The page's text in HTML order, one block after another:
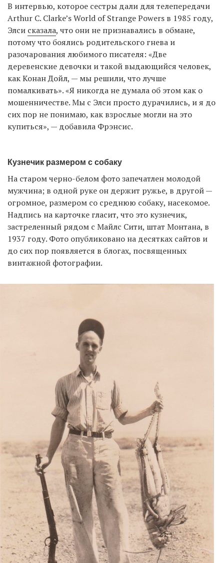
В интервью, которое сестры дали для телепередачи
Arthur C. Clarke’s World of Strange Powers в 1985 году,
Элси сказала, что они не признавались в обмане,
потому что боялись родительского гнева и
разочарования любимого писателя: «Две
деревенские девочки и такой выдающийся человек,
как Конан Дойл, — мы решили, что лучше
помалкивать». «Я никогда не думала об этом как о
мошенничестве. Мы с Элси просто дурачились, и я до
сих пор не понимаю, как взрослые могли на это
купиться», — добавила Фрэнсис.
Кузнечик размером с собаку
На старом черно-белом фото запечатлен молодой
мужчина; в одной руке он держит ружье, в другой —
огромное, размером со среднюю собаку, насекомое.
Надпись на карточке гласит, что это кузнечик,
застреленный рядом с Майлс Сити, штат Монтана, в
1937 году. Фото опубликовано на десятках сайтов и
до сих пор появляется в блогах, посвященных
винтажной фотографии.